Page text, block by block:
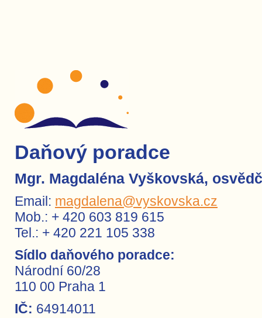
Daňový poradce
Mgr. Magdaléna Vyškovská,
Email: magdalena@vyskovska.cz
Mob.: + 420 603 819 615
Tel.: + 420 221 105 338
Sídlo daňového poradce:
Národní 60/28
110 00 Praha 1
IČ: 64914011